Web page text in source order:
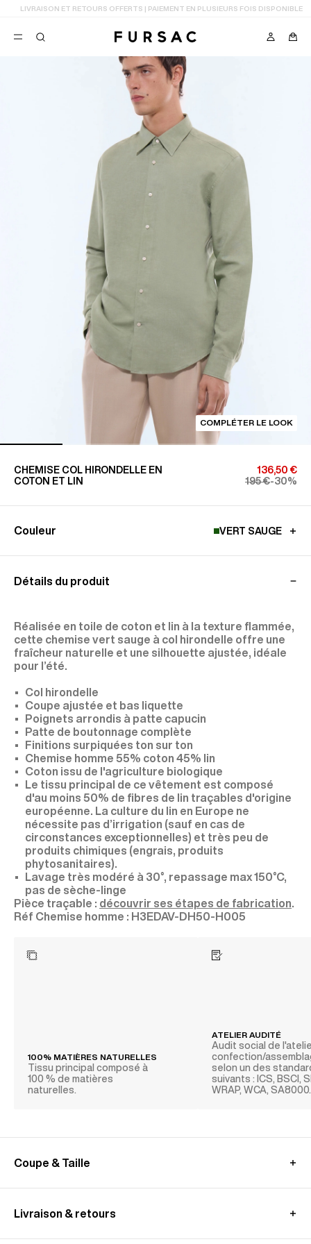
LAST CHANCE: JUSQU'A -50% SUR NOTRE SÉLECTION
COMPLÉTER LE LOOK
CHEMISE COL HIRONDELLE EN
COTON ET LIN
136,50 €
195 €-30%
Couleur VERT SAUGE
Détails du produit
Réalisée en toile de coton et lin à la texture flammée,
cette chemise vert sauge à col hirondelle offre une
fraîcheur naturelle et une silhouette ajustée, idéale
pour l’été.
Col hirondelle
Coupe ajustée et bas liquette
Poignets arrondis à patte capucin
Patte de boutonnage complète
Finitions surpiquées ton sur ton
Chemise homme 55% coton 45% lin
Coton issu de l'agriculture biologique
Le tissu principal de ce vêtement est composé
d'au moins 50% de fibres de lin traçables d'origine
européenne. La culture du lin en Europe ne
nécessite pas d’irrigation (sauf en cas de
circonstances exceptionnelles) et très peu de
produits chimiques (engrais, produits
phytosanitaires).
Lavage très modéré à 30°, repassage max 150°C,
pas de sèche-linge
Pièce traçable : découvrir ses étapes de fabrication
H3EDAV-DH50-H005
100% MATIÈRES NATURELLES
Tissu principal composé à
100 % de matières
naturelles.
ATELIER AUDITÉ
Audit social de
confection/
selon un des
suivants : ICS, BSCI,
WRAP, WCA, SA8000.
Coupe & Taille
Entre deux tailles, nous vous recommandons de
prendre la taille au dessus
Livraison & retours
SUGGESTIONS
MEILLEURES VENTES
NOUVELLE COLLECTION